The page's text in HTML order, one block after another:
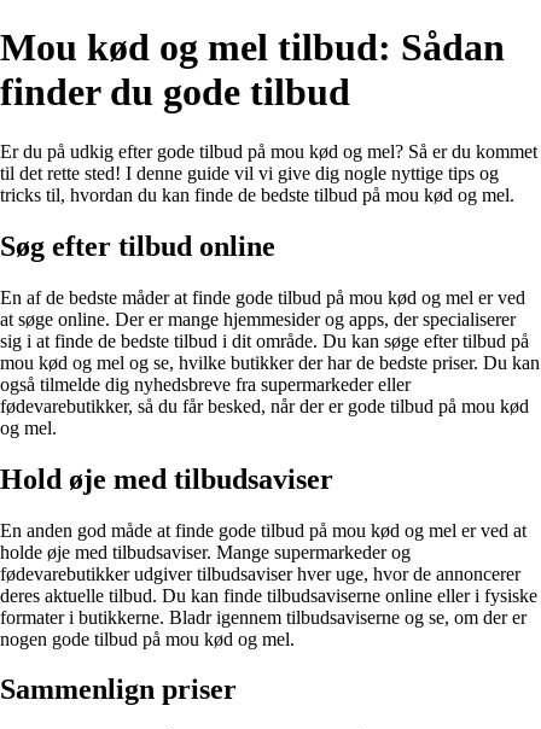
Mou kød og mel tilbud: Sådan
finder du gode tilbud
Er du på udkig efter gode tilbud på mou kød og mel? Så er du kommet
til det rette sted! I denne guide vil vi give dig nogle nyttige tips og
tricks til, hvordan du kan finde de bedste tilbud på mou kød og mel.
Søg efter tilbud online
En af de bedste måder at finde gode tilbud på mou kød og mel er ved
at søge online. Der er mange hjemmesider og apps, der specialiserer
sig i at finde de bedste tilbud i dit område. Du kan søge efter tilbud på
mou kød og mel og se, hvilke butikker der har de bedste priser. Du kan
også tilmelde dig nyhedsbreve fra supermarkeder eller
fødevarebutikker, så du får besked, når der er gode tilbud på mou kød
og mel.
Hold øje med tilbudsaviser
En anden god måde at finde gode tilbud på mou kød og mel er ved at
holde øje med tilbudsaviser. Mange supermarkeder og
fødevarebutikker udgiver tilbudsaviser hver uge, hvor de annoncerer
deres aktuelle tilbud. Du kan finde tilbudsaviserne online eller i fysiske
formater i butikkerne. Bladr igennem tilbudsaviserne og se, om der er
nogen gode tilbud på mou kød og mel.
Sammenlign priser